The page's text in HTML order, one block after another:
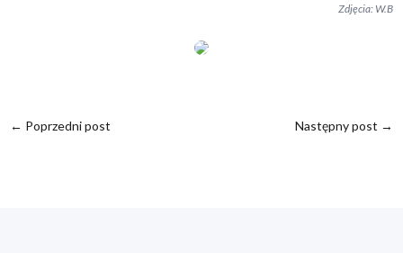
Zdjęcia: W.B
← Poprzedni post Następny post →